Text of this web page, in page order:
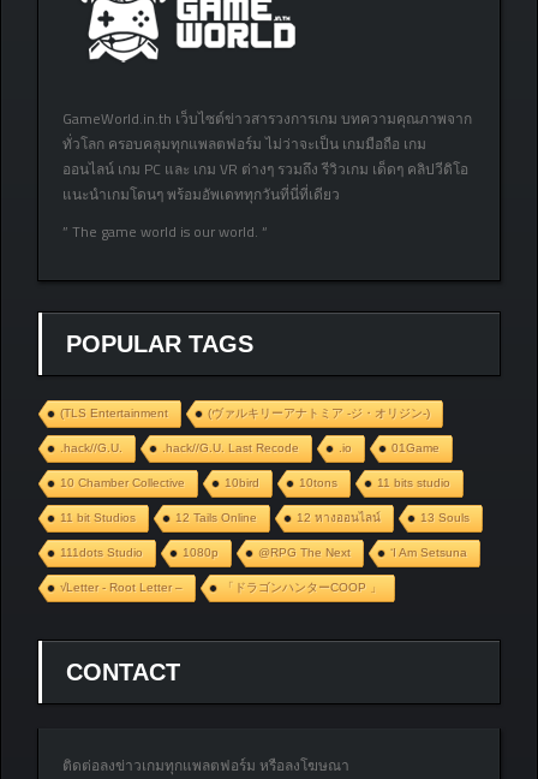
GameWorld.in.th เว็บไซต์ข่าวสารวงการเกม บทความคุณภาพจาก
ทั่วโลก ครอบคลุมทุกแพลตฟอร์ม ไม่ว่าจะเป็น เกมมือถือ เกม
ออนไลน์ เกม PC และ เกม VR ต่างๆ รวมถึง รีวิวเกม เด็ดๆ คลิปวีดิโอ
แนะนำเกมโดนๆ พร้อมอัพเดททุกวันที่นี่ที่เดียว
” The game world is our world. “
POPULAR TAGS
(TLS Entertainment (ヴァルキリーアナトミア ‐ジ・オリジン‐)
.hack//G.U. .hack//G.U. Last Recode .io 01Game
10 Chamber Collective 10bird 10tons 11 bits studio
11 bit Studios 12 Tails Online 12 หางออนไลน์ 13 Souls
111dots Studio 1080p @RPG The Next ‘I Am Setsuna
√Letter - Root Letter – 「ドラゴンハンターCOOP 」
CONTACT
ติดต่อลงข่าวเกมทุกแพลตฟอร์ม หรือลงโฆษณา